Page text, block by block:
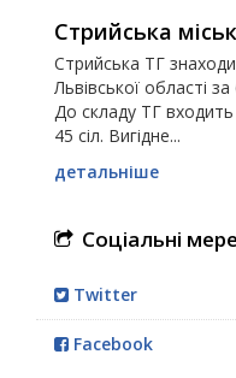
Стрийська
Стрийська ТГ
Львівської області
До складу ТГ
45 сіл. Вигідне...
детальніше
Соціальні
Twitter
Facebook